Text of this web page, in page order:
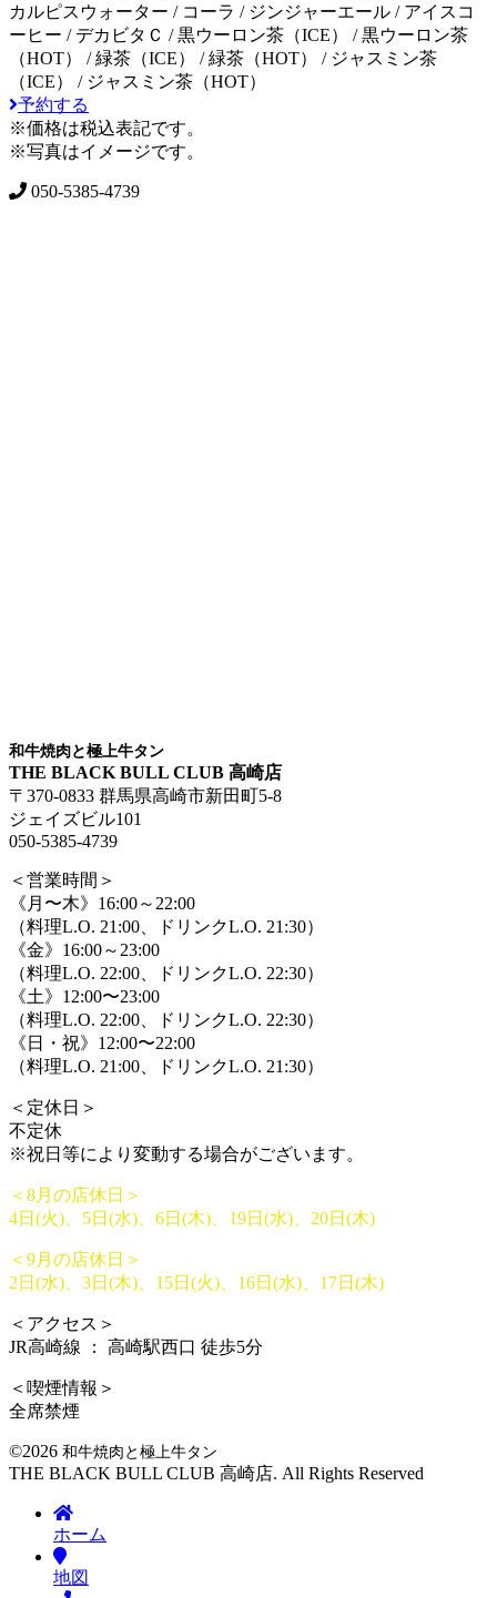
カルピスウォーター / コーラ / ジンジャーエール / アイスコ
ーヒー / デカビタＣ / 黒ウーロン茶（ICE） / 黒ウーロン茶
（HOT） / 緑茶（ICE） / 緑茶（HOT） / ジャスミン茶
（ICE） / ジャスミン茶（HOT）
予約する
※価格は税込表記です。
※写真はイメージです。
050-5385-4739
和牛焼肉と極上牛タン
THE BLACK BULL CLUB 高崎店
〒370-0833 群馬県高崎市新田町5-8
ジェイズビル101
050-5385-4739
＜営業時間＞
《月〜木》16:00～22:00
（料理L.O. 21:00、ドリンクL.O. 21:30）
《金》16:00～23:00
（料理L.O. 22:00、ドリンクL.O. 22:30）
《土》12:00〜23:00
（料理L.O. 22:00、ドリンクL.O. 22:30）
《日・祝》12:00〜22:00
（料理L.O. 21:00、ドリンクL.O. 21:30）
＜定休日＞
不定休
※祝日等により変動する場合がございます。
＜8月の店休日＞
4日(火)、5日(水)、6日(木)、19日(水)、20日(木)
＜9月の店休日＞
2日(水)、3日(木)、15日(火)、16日(水)、17日(木)
＜アクセス＞
JR高崎線 ： 高崎駅西口 徒歩5分
＜喫煙情報＞
全席禁煙
©2026 和牛焼肉と極上牛タン
THE BLACK BULL CLUB 高崎店. All Rights Reserved
ホーム
地図